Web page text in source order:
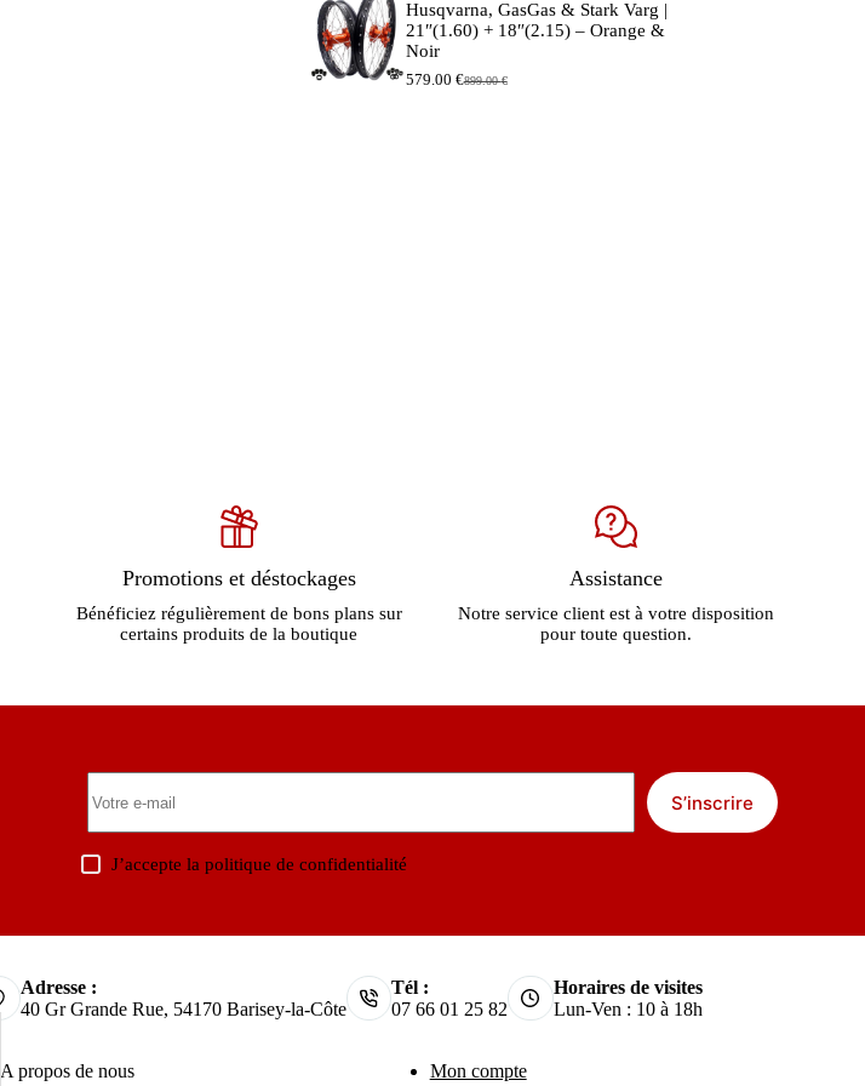
44.90 €.
39.90 €.
Husqvarna, GasGas & Stark Varg |
21″(1.60) + 18″(2.15) – Orange &
Noir
899.00€
Le
579.00 €
Le
Promotions et déstockages
Bénéficiez régulièrement de bons plans sur
certains produits de la boutique
Assistance
Notre service client est à votre disposition
pour toute question.
S’inscrire
J’accepte lapolitique de confidentialité
Adresse :
40 Gr Grande Rue, 54170 Barisey-la-Côte
Tél :
07 66 01 25 82
Horaires de visites
Lun-Ven : 10 à 18h
A propos de nous
Mon compte